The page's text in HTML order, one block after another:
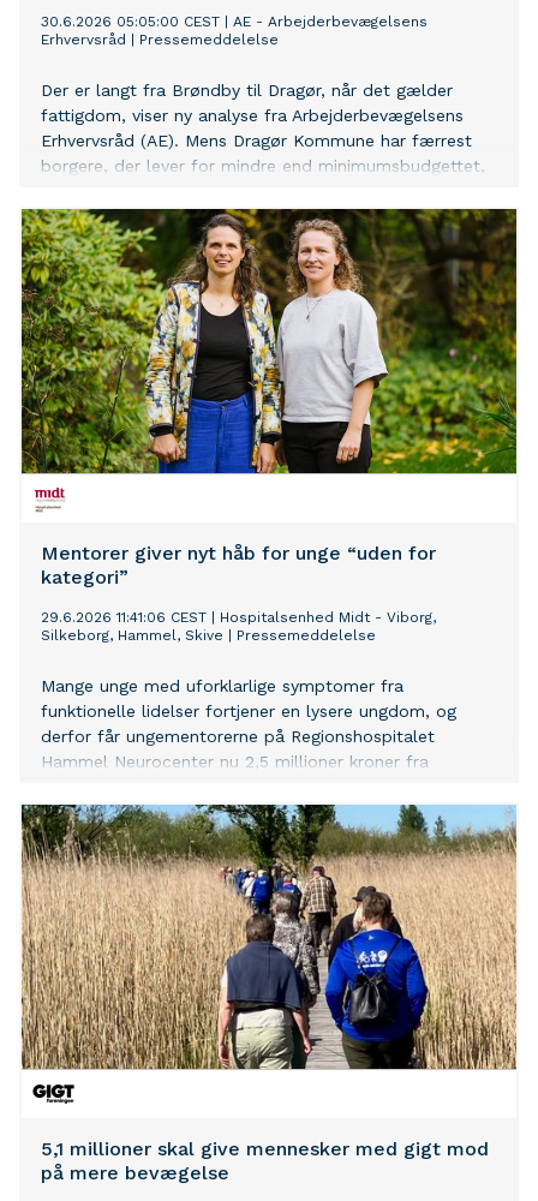
30.6.2026 05:05:00 CEST
AE - Arbejderbevægelsens
Erhvervsråd
Pressemeddelelse
Der er langt fra Brøndby til Dragør, når det gælder
fattigdom, viser ny analyse fra Arbejderbevægelsens
Erhvervsråd (AE). Mens Dragør Kommune har færrest
borgere, der lever for mindre end minimumsbudgettet,
vestegn og Vest- og Sydsjælland.
Mentorer giver nyt håb for unge “uden for
kategori”
29.6.2026 11:41:06 CEST
Hospitalsenhed Midt - Viborg,
Silkeborg, Hammel, Skive
Pressemeddelelse
Mange unge med uforklarlige symptomer fra
funktionelle lidelser fortjener en lysere ungdom, og
derfor får ungementorerne på Regionshospitalet
Hammel Neurocenter nu 2,5 millioner kroner fra
meningsfulde fællesskaber.
5,1 millioner skal give mennesker med gigt mod
på mere bevægelse